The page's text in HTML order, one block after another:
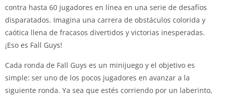
contra hasta 60 jugadores en línea en una serie de desafíos
disparatados. Imagina una carrera de obstáculos colorida y
caótica llena de fracasos divertidos y victorias inesperadas.
¡Eso es Fall Guys!
Cada ronda de Fall Guys es un minijuego y el objetivo es
simple: ser uno de los pocos jugadores en avanzar a la
siguiente ronda. Ya sea que estés corriendo por un laberinto,